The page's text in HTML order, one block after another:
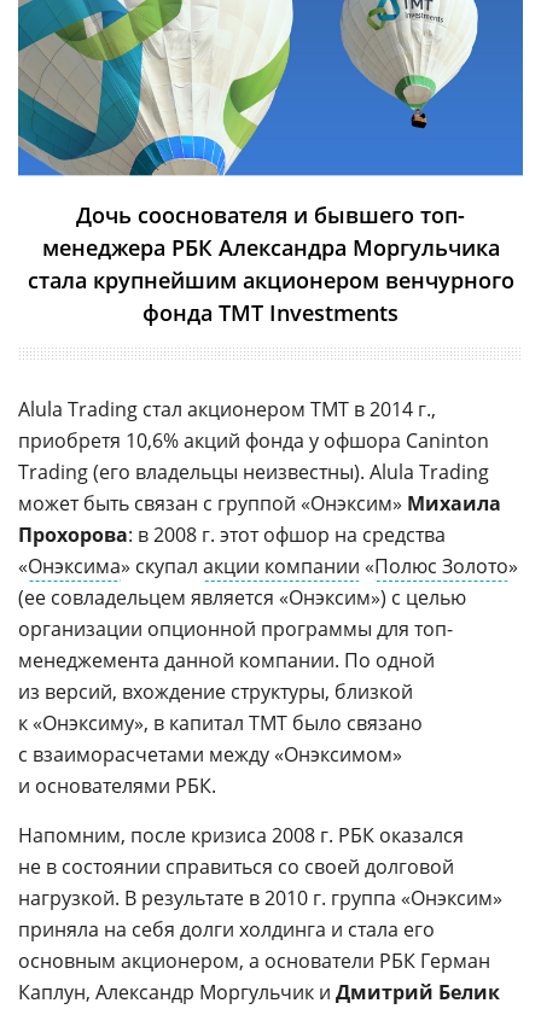
Дочь сооснователя и бывшего топ-
менеджера РБК Александра Моргульчика
стала крупнейшим акционером венчурного
фонда TMT Investments
Alula Trading стал акционером TMT в 2014 г.,
приобретя 10,6% акций фонда у офшора Caninton
Trading (его владельцы неизвестны). Alula Trading
может быть связан с группой «Онэксим» Михаила
Прохорова: в 2008 г. этот офшор на средства
«Онэксима» скупал акции компании «Полюс Золото»
(ее совладельцем является «Онэксим») с целью
организации опционной программы для топ-
менеджемента данной компании. По одной
из версий, вхождение структуры, близкой
к «Онэксиму», в капитал TMT было связано
с взаиморасчетами между «Онэксимом»
и основателями РБК.
Напомним, после кризиса 2008 г. РБК оказался
не в состоянии справиться со своей долговой
нагрузкой. В результате в 2010 г. группа «Онэксим»
приняла на себя долги холдинга и стала его
основным акционером, а основатели РБК Герман
Каплун, Александр Моргульчик и Дмитрий Белик